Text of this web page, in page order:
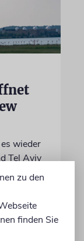
wieder
Tel Aviv
zu den
finden Sie